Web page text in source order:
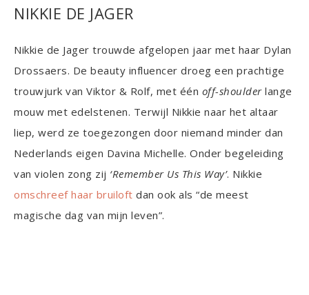
NIKKIE DE JAGER
Nikkie de Jager trouwde afgelopen jaar met haar Dylan
Drossaers. De beauty influencer droeg een prachtige
trouwjurk van Viktor & Rolf, met één off-shoulderlange
mouw met edelstenen. Terwijl Nikkie naar het altaar
liep, werd ze toegezongen door niemand minder dan
Nederlands eigen Davina Michelle. Onder begeleiding
van violen zong zij ‘Remember Us This Way’. Nikkie
omschreef haar bruiloft dan ook als “de meest
magische dag van mijn leven”.